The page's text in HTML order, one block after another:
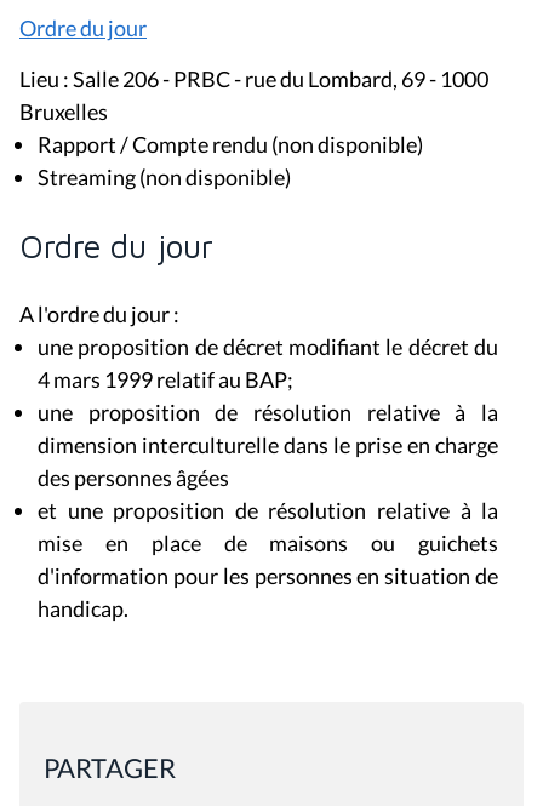
Ordre du jour
Lieu : Salle 206 - PRBC - rue du Lombard, 69 - 1000
Bruxelles
Rapport / Compte rendu (non disponible)
Streaming (non disponible)
Ordre du jour
A l'ordre du jour :
une proposition de décret modifiant le décret du
4 mars 1999 relatif au BAP;
une proposition de résolution relative à la
dimension interculturelle dans le prise en charge
des personnes âgées
et une proposition de résolution relative à la
mise en place de maisons ou guichets
d'information pour les personnes en situation de
handicap.
PARTAGER